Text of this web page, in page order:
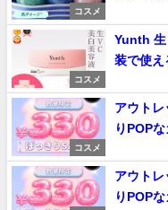
コスメ
コスメ
Yunth 生
装で使え
コスメ
アウトレ
りPOP
アウトレ
りPOP